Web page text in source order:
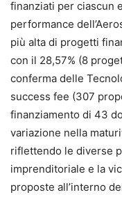
finanziati per ciascun
performance
più alta di progetti
con il 28,57% (8
conferma delle
success fee (307
finanziamento di 43
variazione nella
riflettendo le diverse
imprenditoriale e la
proposte all’interno